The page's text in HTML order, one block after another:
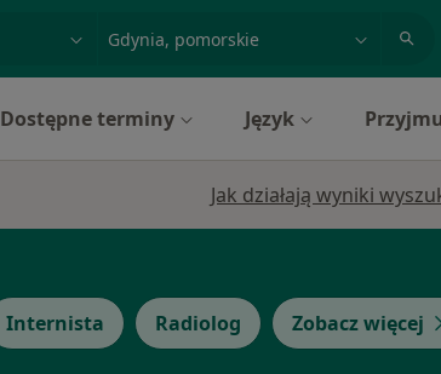
Dostępne terminy Język
Jak działają wyniki
Internista Radiolog Zobacz więcej